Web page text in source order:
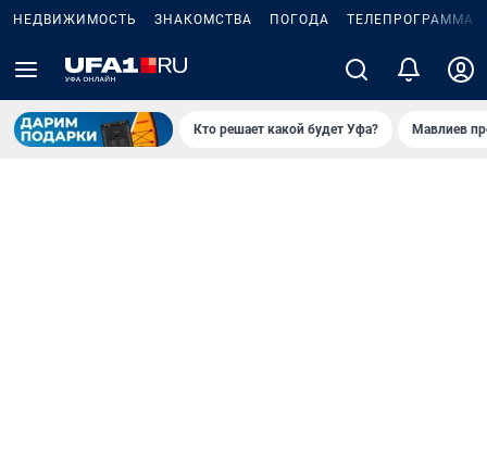
НЕДВИЖИМОСТЬ ЗНАКОМСТВА ПОГОДА ТЕЛЕПРОГРАММА
Кто решает какой будет Уфа? Мавлиев